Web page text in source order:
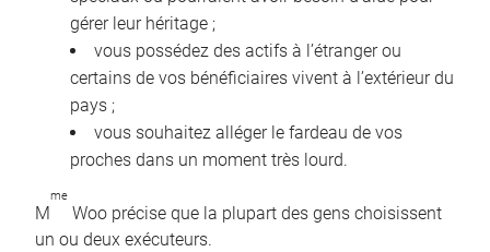
gérer leur héritage ;
vous possédez des actifs à l’étranger ou
certains de vos bénéficiaires vivent à l’extérieur du
pays ;
vous souhaitez alléger le fardeau de vos
proches dans un moment très lourd.
M
me
Woo précise que la plupart des gens choisissent
un ou deux exécuteurs.